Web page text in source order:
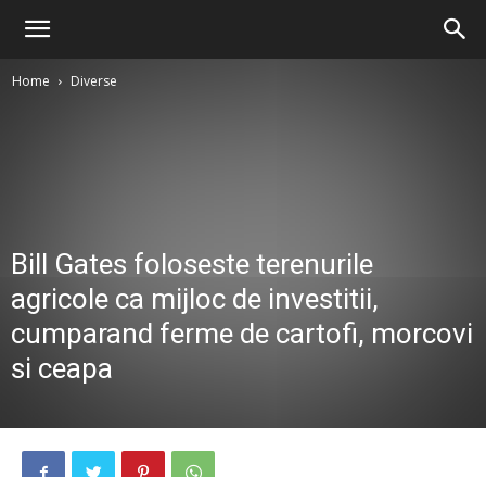
Home Diverse
Bill Gates foloseste terenurile
agricole ca mijloc de investitii,
cumparand ferme de cartofi, morcovi
si ceapa